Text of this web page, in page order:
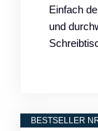
Einfach
und
BESTSELLER